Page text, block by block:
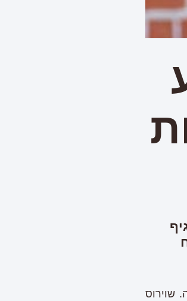
שוירוס